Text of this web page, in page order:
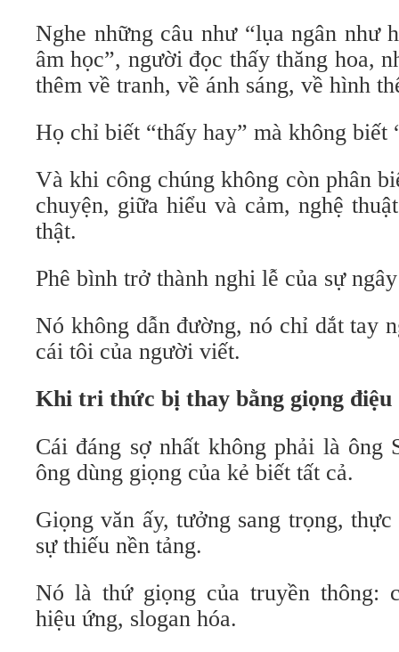
Nghe những câu như “lụa ngân như
âm học”, người đọc thấy thăng hoa,
thêm về tranh, về ánh sáng, về hình
Họ chỉ biết “thấy hay” mà không biết
Và khi công chúng không còn phân
chuyện, giữa hiểu và cảm, nghệ
thật.
Phê bình trở thành nghi lễ của sự
Nó không dẫn đường, nó chỉ dắt tay
cái tôi của người viết.
Khi tri thức bị thay bằng giọng điệu
Cái đáng sợ nhất không phải là ông
ông dùng giọng của kẻ biết tất cả.
Giọng văn ấy, tưởng sang trọng,
sự thiếu nền tảng.
Nó là thứ giọng của truyền thông:
hiệu ứng, slogan hóa.